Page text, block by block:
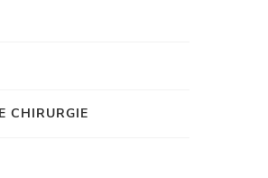
CHIRURGIE